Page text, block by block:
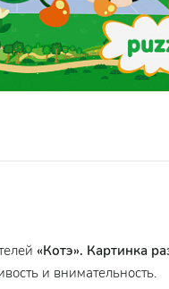
«Котэ». Картинка
и внимательность.